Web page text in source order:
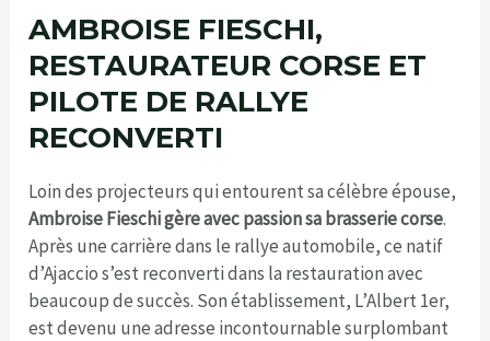
AMBROISE FIESCHI,
RESTAURATEUR CORSE ET
PILOTE DE RALLYE
RECONVERTI
Loin des projecteurs qui entourent sa célèbre épouse,
Ambroise Fieschi gère avec passion sa brasserie corse.
Après une carrière dans le rallye automobile, ce natif
d’Ajaccio s’est reconverti dans la restauration avec
beaucoup de succès. Son établissement, L’Albert 1er,
est devenu une adresse incontournable surplombant